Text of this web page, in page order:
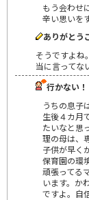
もう会わせ
辛い思いを
ありがとう
そうですよね
当に言ってな
行かない！
うちの息子
生後４カ月
たいなと思
理の母は、
子供が早く
保育園の環
頑張ってる
います。か
ですよ。自